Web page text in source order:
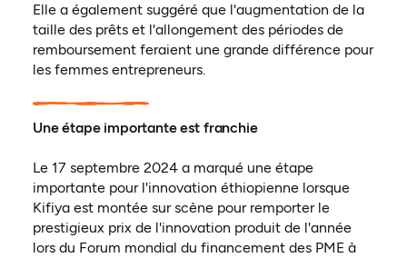
Elle a également suggéré que l'augmentation de la
taille des prêts et l'allongement des périodes de
remboursement feraient une grande différence pour
les femmes entrepreneurs.
Une étape importante est franchie
Le 17 septembre 2024 a marqué une étape
importante pour l'innovation éthiopienne lorsque
Kifiya est montée sur scène pour remporter le
prestigieux prix de l'innovation produit de l'année
lors du Forum mondial du financement des PME à